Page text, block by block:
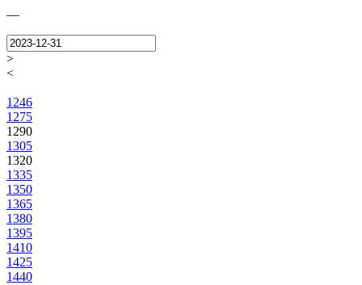
—
>
<
1246
1275
1290
1305
1320
1335
1350
1365
1380
1395
1410
1425
1440